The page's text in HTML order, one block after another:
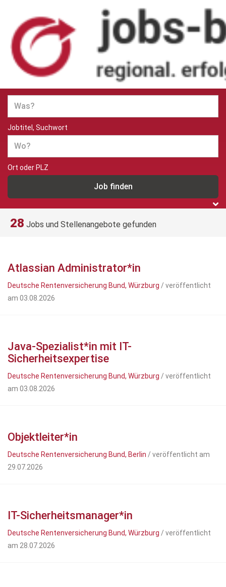
Jobs und Stellenangebote in
Berlin
Jobtitel, Suchwort
Ort oder PLZ
28 Jobs und Stellenangebote gefunden
Atlassian Administrator*in
Deutsche Rentenversicherung Bund, Würzburg / veröffentlicht
am 03.08.2026
Java-Spezialist*in mit IT-
Sicherheitsexpertise
Deutsche Rentenversicherung Bund, Würzburg / veröffentlicht
am 03.08.2026
Objektleiter*in
Deutsche Rentenversicherung Bund, Berlin / veröffentlicht am
29.07.2026
IT-Sicherheitsmanager*in
Deutsche Rentenversicherung Bund, Würzburg / veröffentlicht
am 28.07.2026